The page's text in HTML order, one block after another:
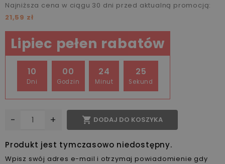
Najniższa cena w ciągu 30 dni przed aktualną promocją:
21,59 zł
Lipiec pełen rabatów
10
Dni
00
Godzin
24
Minut
25
Sekund
- +  DODAJ DO KOSZYKA
Produkt jest tymczasowo niedostępny.
Wpisz swój adres e-mail i otrzymaj powiadomienie gdy